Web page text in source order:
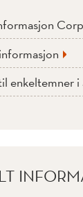
enkeltemner i